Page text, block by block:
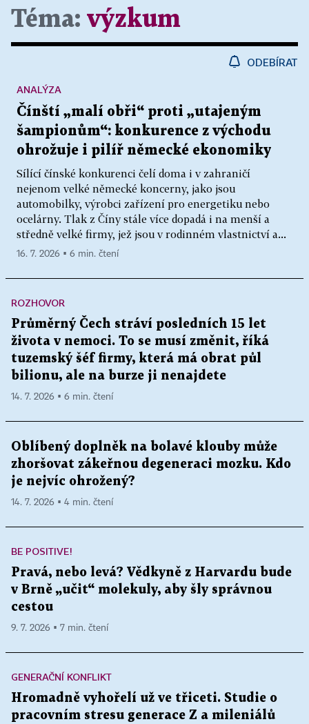
Téma: výzkum
ODEBÍRAT
Čínští „malí obři“ proti „utajeným
šampionům“: konkurence z východu
ohrožuje i pilíř německé ekonomiky
Sílící čínské konkurenci čelí doma i v zahraničí
nejenom velké německé koncerny, jako jsou
automobilky, výrobci zařízení pro energetiku nebo
ocelárny. Tlak z Číny stále více dopadá i na menší a
středně velké firmy, jež jsou v rodinném vlastnictví a...
ANALÝZA
16. 7. 2026 ▪ 6 min. čtení
ROZHOVOR
Průměrný Čech stráví posledních 15 let
života v nemoci. To se musí změnit, říká
tuzemský šéf firmy, která má obrat půl
bilionu, ale na burze ji nenajdete
14. 7. 2026 ▪ 6 min. čtení
Oblíbený doplněk na bolavé klouby může
zhoršovat zákeřnou degeneraci mozku. Kdo
je nejvíc ohrožený?
14. 7. 2026 ▪ 4 min. čtení
BE POSITIVE!
Pravá, nebo levá? Vědkyně z Harvardu bude
v Brně „učit“ molekuly, aby šly správnou
cestou
9. 7. 2026 ▪ 7 min. čtení
GENERAČNÍ KONFLIKT
Hromadně vyhořelí už ve třiceti. Studie o
pracovním stresu generace Z a mileniálů